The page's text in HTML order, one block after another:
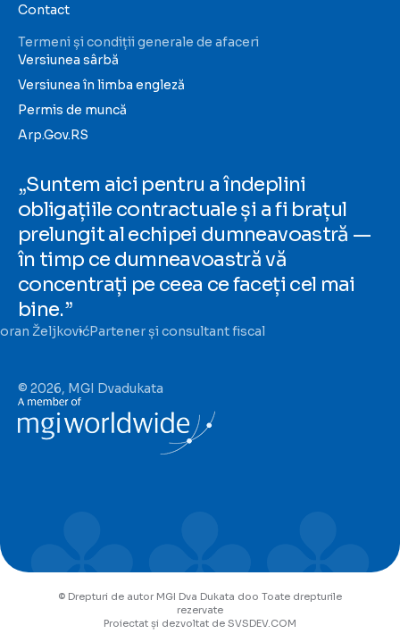
Contact
Termeni și condiții generale de afaceri
Versiunea sârbă
Versiunea în limba engleză
Permis de muncă
Arp.Gov.RS
„Suntem aici pentru a îndeplini
obligațiile contractuale și a fi brațul
prelungit al echipei dumneavoastră —
în timp ce dumneavoastră vă
concentrați pe ceea ce faceți cel mai
bine.”
ŽeljkovićPartener și consultant fiscal
© 2026, MGI Dvadukata
© Drepturi de autor MGI Dva Dukata doo Toate drepturile
rezervate
Proiectat și dezvoltat de SVSDEV.COM